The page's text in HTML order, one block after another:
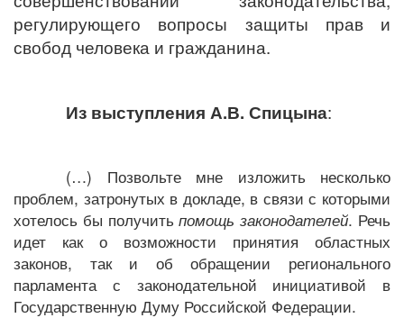
регулирующего вопросы защиты прав и
свобод человека и гражданина.
Из выступления А.В. Спицына:
(…) Позвольте мне изложить несколько
проблем, затронутых в докладе, в связи с которыми
хотелось бы получитьпомощь законодателей. Речь
идет как о возможности принятия областных
законов, так и об обращении регионального
парламента с законодательной инициативой в
Государственную Думу Российской Федерации.